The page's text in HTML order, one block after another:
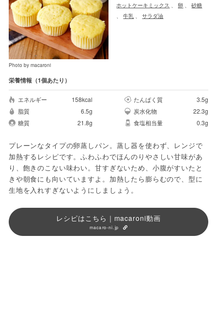
Photo by macaroni
ホットケーキミックス 卵 、砂糖
、牛乳 、サラダ油
栄養情報（1個あたり）
エネルギー 158kcal たんぱく質
3.5g
脂質
6.5g 炭水化物
22.3g
糖質
21.8g 食塩相当量 0.3g
プレーンなタイプの卵蒸しパン。蒸し器を使わず、レンジで
加熱するレシピです。ふわふわでほんのりやさしい甘味があ
り、飽きのこない味わい。甘すぎないため、小腹がすいたと
きや朝食にも向いていますよ。加熱したら膨らむので、型に
生地を入れすぎないようにしましょう。
レシピはこちら｜macaroni動画
macaro-ni.jp